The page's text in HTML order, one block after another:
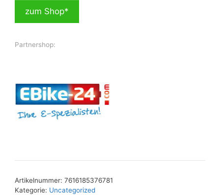
zum Shop*
Partnershop:
Artikelnummer: 7616185376781
Kategorie: Uncategorized